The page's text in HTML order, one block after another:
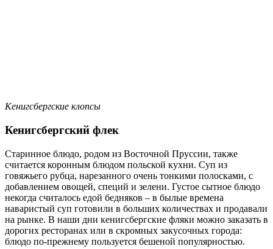
Кенигсбергские клопсы
Кенигсбергский флек
Старинное блюдо, родом из Восточной Пруссии, также
считается коронным блюдом польской кухни. Суп из
говяжьего рубца, нарезанного очень тонкими полосками, с
добавлением овощей, специй и зелени. Густое сытное блюдо
некогда считалось едой бедняков – в былые времена
наваристый суп готовили в больших количествах и продавали
на рынке. В наши дни кенигсбергские фляки можно заказать в
дорогих ресторанах или в скромных закусочных города:
блюдо по-прежнему пользуется бешеной популярностью.